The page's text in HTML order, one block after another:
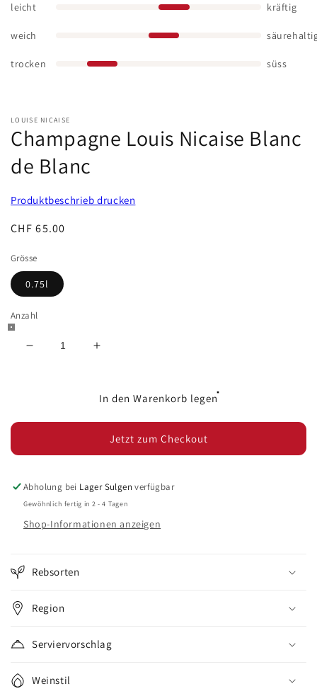
leicht kräftig
weich
trocken süss
LOUISE NICAISE
Champagne Louis Nicaise Blanc
de Blanc
Produktbeschrieb drucken
Normaler
CHF 65.00
Grösse
0.75l
Anzahl
Verringere
Louis
Blanc
Blanc
Erhöhe
für
Louis
Nicaise
Blanc
Blanc
In den Warenkorb legen
Jetzt zum Checkout
Abholung bei Lager Sulgen verfügbar
Gewöhnlich fertig in 2 - 4 Tagen
Shop-Informationen anzeigen
Rebsorten
Region
Serviervorschlag
Weinstil